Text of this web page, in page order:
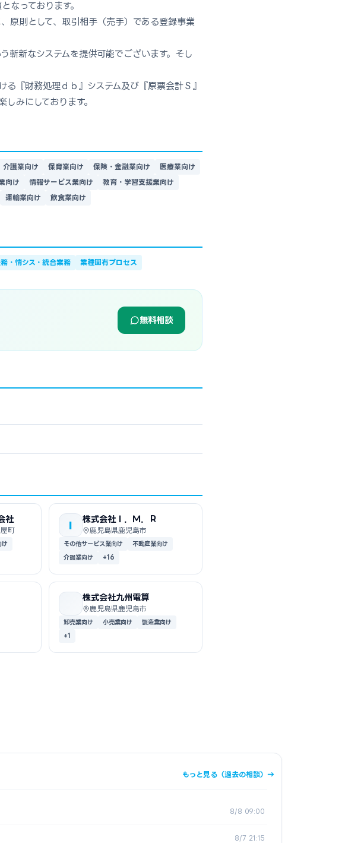
須となっております。
原則として、取引相手（売手）である登録事業
斬新なシステムを提供可能でございます。そし
る『財務処理ｄｂ』システム及び『原票会計Ｓ』
みにしております。
介護業向け 保育業向け 保険・金融業向け
医療業向け
向け 情報サービス業向け
教育・学習支援業向け
運輸業向け 飲食業向け
・情シス・統合業務 業種固有プロセス
無料相談
社
町
け
I
株式会社Ｉ．Ｍ．Ｒ
鹿児島県鹿児島市
その他サービス業向け
不動産業向け
介護業向け
+16
株式会社九州電算
鹿児島県鹿児島市
卸売業向け 小売業向け
製造業向け
+1
もっと見る（過去の相談）→
8/8 09:00
8/7 21:15